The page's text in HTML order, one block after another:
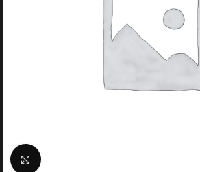
Klick zum Vergrößern